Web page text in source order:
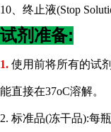
10、终止液(Stop
试剂准备:
1. 使用前将所有的试
能直接在37oC溶解。
2. 标准品(冻干品):每